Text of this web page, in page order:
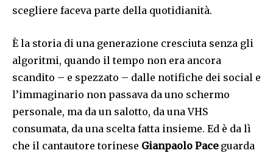
scegliere faceva parte della quotidianità.
È la storia di una generazione cresciuta senza gli
algoritmi, quando il tempo non era ancora
scandito – e spezzato – dalle notifiche dei social e
l’immaginario non passava da uno schermo
personale, ma da un salotto, da una VHS
consumata, da una scelta fatta insieme. Ed è da lì
che il cantautore torinese Gianpaolo Paceguarda